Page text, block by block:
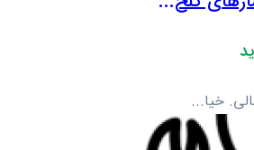
خیا...